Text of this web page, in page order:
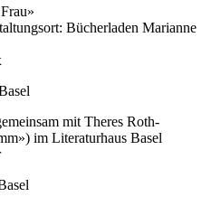
Bücherladen Marianne
mit Theres Roth-
im Literaturhaus Basel